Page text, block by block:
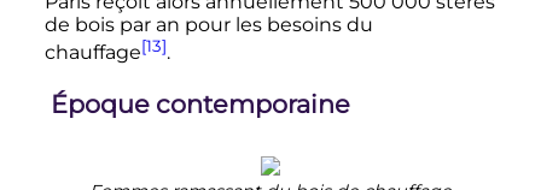
de bois par an pour les besoins du
chauffage[13].
Époque contemporaine